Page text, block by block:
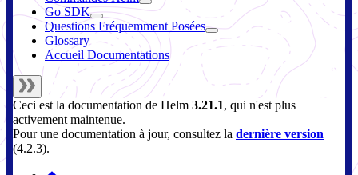
Go SDK
Questions Fréquemment Posées
Glossary
Accueil Documentations
Ceci est la documentation de Helm 3.21.1, qui n'est plus
activement maintenue.
Pour une documentation à jour, consultez la dernière version
(4.2.3).